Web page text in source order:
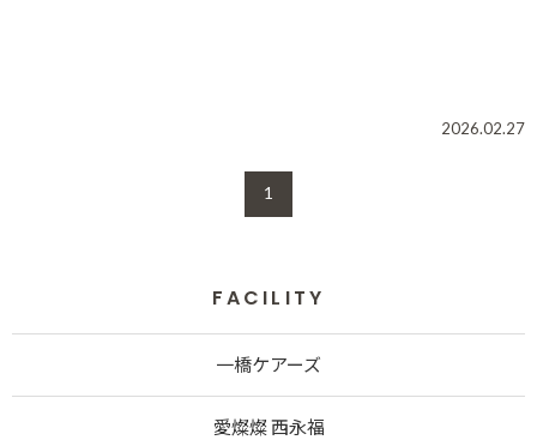
2026.02.27
1
FACILITY
一橋ケアーズ
愛燦燦 西永福